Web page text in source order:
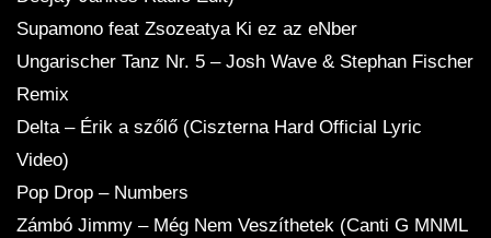
Supamono feat Zsozeatya Ki ez az eNber
Ungarischer Tanz Nr. 5 – Josh Wave & Stephan Fischer
Remix
Delta – Érik a szőlő (Ciszterna Hard Official Lyric
Video)
Pop Drop – Numbers
Zámbó Jimmy – Még Nem Veszíthetek (Canti G MNML